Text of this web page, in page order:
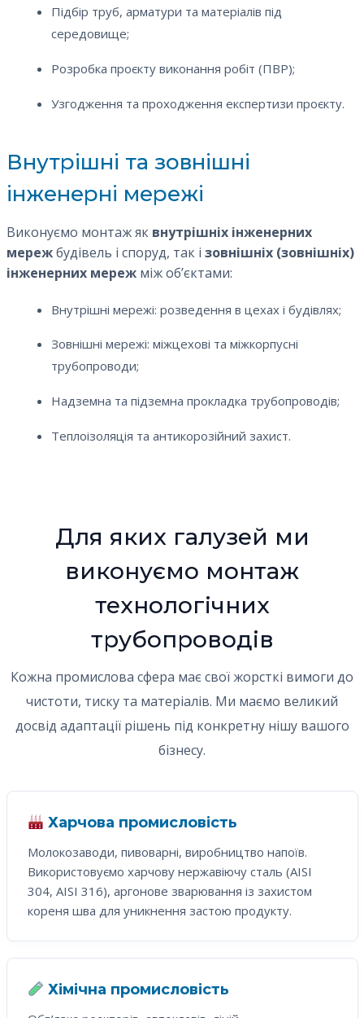
Підбір труб, арматури та матеріалів під
середовище;
Розробка проєкту виконання робіт (ПВР);
Узгодження та проходження експертизи проєкту.
Внутрішні та зовнішні
інженерні мережі
Виконуємо монтаж як внутрішніх інженерних
мережбудівель і споруд, так і зовнішніх (зовнішніх)
інженерних мережміж об’єктами:
Внутрішні мережі: розведення в цехах і будівлях;
Зовнішні мережі: міжцехові та міжкорпусні
трубопроводи;
Надземна та підземна прокладка трубопроводів;
Теплоізоляція та антикорозійний захист.
Для яких галузей ми
виконуємо монтаж
технологічних
трубопроводів
Кожна промислова сфера має свої жорсткі вимоги до
чистоти, тиску та матеріалів. Ми маємо великий
досвід адаптації рішень під конкретну нішу вашого
бізнесу.
Харчова промисловість
Молокозаводи, пивоварні, виробництво напоїв.
Використовуємо харчову нержавіючу сталь (AISI
304, AISI 316), аргонове зварювання із захистом
кореня шва для уникнення застою продукту.
Хімічна промисловість